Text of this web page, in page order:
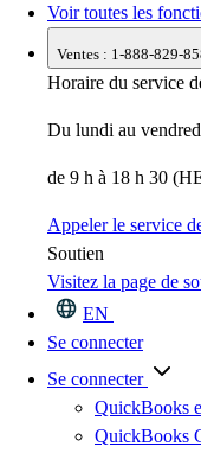
Voir toutes les
Ventes : 1-888-829-
Horaire du service
Du lundi au
de 9 h à 18 h 30
Appeler le service
Soutien
Visitez la page de
EN
Se connecter
Se connecter
QuickBooks
QuickBooks